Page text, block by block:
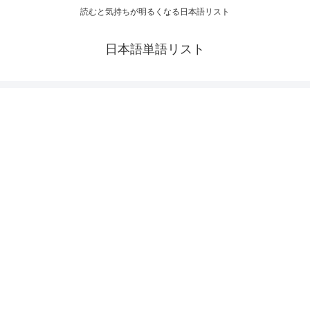
読むと気持ちが明るくなる日本語リスト
日本語単語リスト